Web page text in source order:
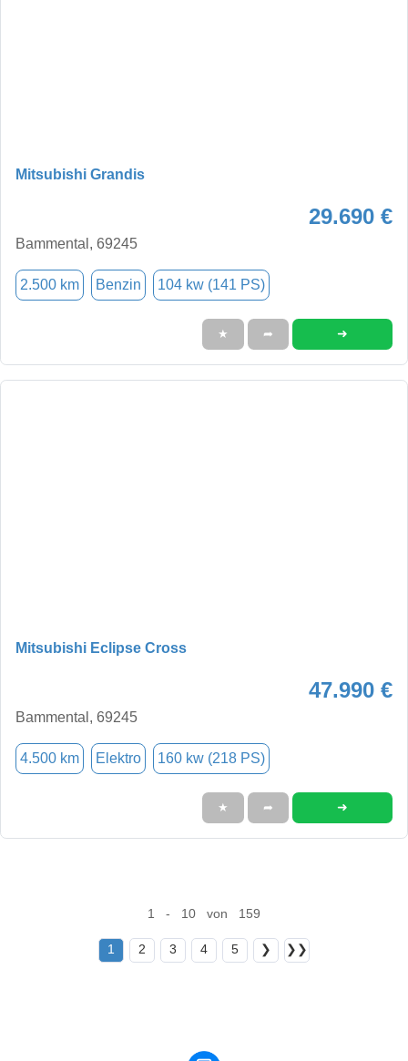
Mitsubishi Grandis
29.690 €
Bammental, 69245
2.500 km Benzin 104 kw (141 PS)
★ ➦ ➜
Mitsubishi Eclipse Cross
47.990 €
Bammental, 69245
4.500 km Elektro 160 kw (218 PS)
★ ➦ ➜
1 - 10 von 159
1 2 3 4 5 ❯ ❯❯